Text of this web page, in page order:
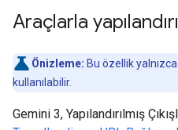
Araçlarla
Önizleme: Bu özellik
kullanılabilir.
Gemini 3, Yapılandırılmış